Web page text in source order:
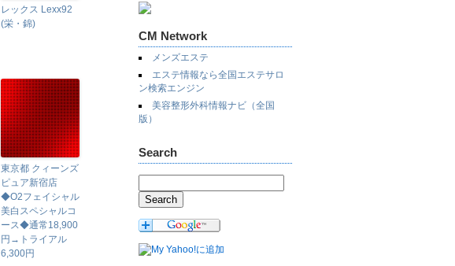
CM Network
メンズエステ
エステ情報なら全国エステサロ
ン検索エンジン
美容整形外科情報ナビ（全国
版）
Search
レックス Lexx92
(栄・錦)
東京都 クィーンズ
ピュア新宿店
◆O2フェイシャル
美白スペシャルコ
ース◆通常18,900
円→トライアル
6,300円